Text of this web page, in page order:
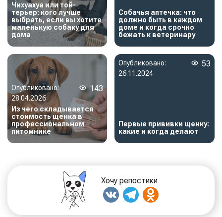
Чихуахуа или той-
терьер: кого лучше
выбрать, если вы хотите
маленькую собаку для
дома
Собачья аптечка: что
должно быть в каждом
доме и когда срочно
бежать к ветеринару
Опубликовано:
28.04.2026
143
Из чего складывается
стоимость щенка в
профессиональном
питомнике
Опубликовано:
26.11.2024
53
Первые прививки щенку:
какие и когда делают
Хочу репостики